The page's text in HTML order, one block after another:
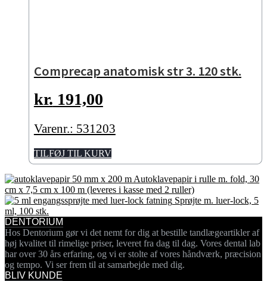
Comprecap anatomisk str 3. 120 stk.
kr. 191,00
Varenr.: 531203
TILFØJ TIL KURV
Autoklavepapir i rulle m. fold, 30
cm x 7,5 cm x 100 m (leveres i kasse med 2 ruller)
Sprøjte m. luer-lock, 5
ml, 100 stk.
DENTORIUM
Hos Dentorium gør vi det nemt for dig at bestille tandlægeartikler af
høj kvalitet til rimelige priser, leveret fra dag til dag. Vores dental lab
har over 30 års erfaring, og vi er stolte af vores håndværk, præcision
og tempo. Vi ser frem til at samarbejde med dig.
BLIV KUNDE